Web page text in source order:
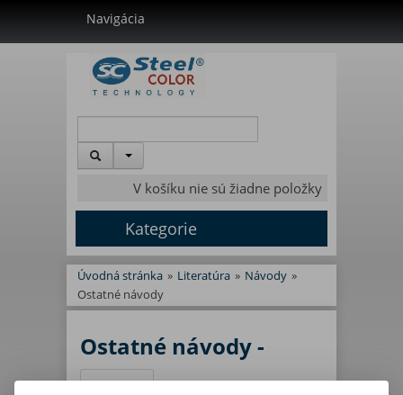
Navigácia
V košíku nie sú žiadne položky
Kategorie
Úvodná stránka » Literatúra » Návody »
Ostatné návody
Ostatné návody -
Výrobca Filter